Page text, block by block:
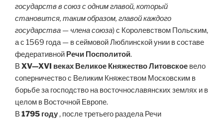
государств в союз с одним главой, который
становится, таким образом, главой каждого
государства — члена союза) с Королевством Польским,
а с 1569 года — в сеймовой Люблинской унии в составе
федеративной Речи Посполитой.
ВXV—XVI веках Великое Княжество Литовское вело
соперничество с Великим Княжеством Московским в
борьбе за господство на восточнославянских землях и в
целом в Восточной Европе.
В1795 году , после третьего раздела Речи